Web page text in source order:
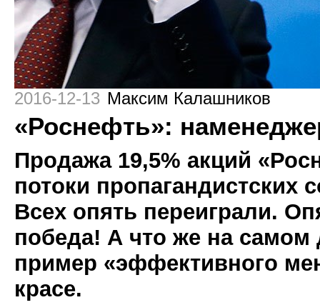
2016-12-13 Максим Калашников
«Роснефть»:
Продажа 19,5% акций
потоки пропагандистских
Всех опять переиграли.
победа! А что же на
пример «эффективного
красе.